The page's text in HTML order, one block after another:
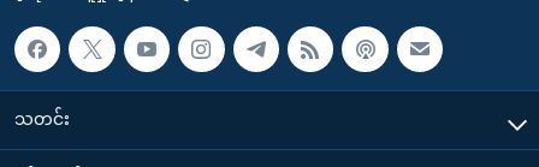
သတင်း